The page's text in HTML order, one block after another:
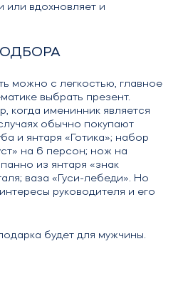
или вдохновляет и
можно с легкостью, главное
выбрать презент.
когда именинник является
обычно покупают
и янтаря «Готика»; набор
на 6 персон; нож на
из янтаря «знак
ваза «Гуси-лебеди». Но
руководителя и его
будет для мужчины.